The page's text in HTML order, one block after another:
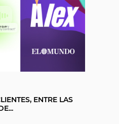
ENTRE LAS